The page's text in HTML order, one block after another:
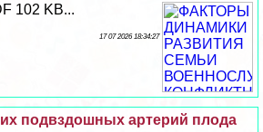
102 KB...
17 07 2026 18:34:27
подвздошных артерий плода